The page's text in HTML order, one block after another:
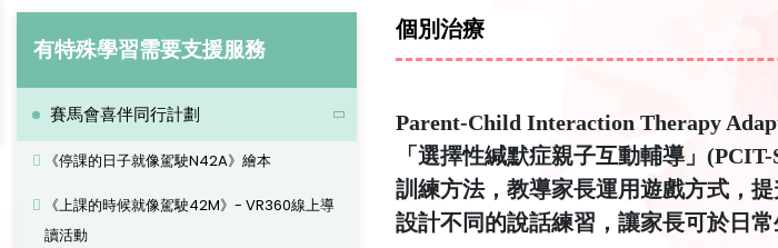
有特殊學習需要支援服務
賽馬會喜伴同行計劃
《停課的日子就像駕駛N42A》繪本
《上課的時候就像駕駛42M》- VR360線上導
讀活動
個別治療
Parent-Child Interaction Therapy
「選擇性緘默症親子互動輔導」
訓練方法，教導家長運用遊戲方式，
設計不同的說話練習，讓家長可於日